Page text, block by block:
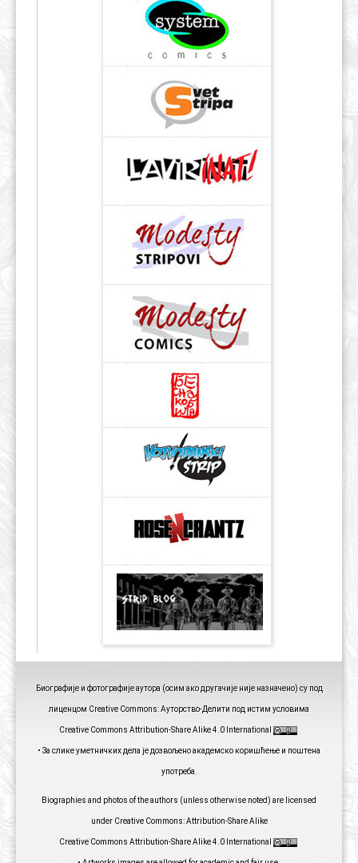
Биографије и фотографије аутора (осим ако другачије није назначено) су под
лиценцом Creative Commons: Ауторство-Делити под истим условима
Creative Commons Attribution-Share Alike 4.0 International
• За слике уметничких дела је дозвољено академско коришћење и поштена
употреба.
Biographies and photos of the authors (unless otherwise noted) are licensed
under Creative Commons: Attribution-Share Alike
Creative Commons Attribution-Share Alike 4.0 International